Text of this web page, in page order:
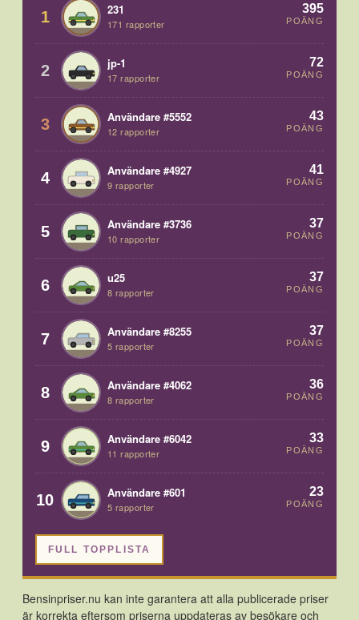
1 231
171 rapporter
395
POÄNG
2 jp-1
17 rapporter
72
POÄNG
3 Användare #5552
12 rapporter
43
POÄNG
4 Användare #4927
9 rapporter
41
POÄNG
5 Användare #3736
10 rapporter
37
POÄNG
6 u25
8 rapporter
37
POÄNG
7 Användare #8255
5 rapporter
37
POÄNG
8 Användare #4062
8 rapporter
36
POÄNG
9 Användare #6042
11 rapporter
33
POÄNG
10 Användare #601
5 rapporter
23
POÄNG
FULL TOPPLISTA
Bensinpriser.nu kan inte garantera att alla publicerade priser
är korrekta eftersom priserna uppdateras av besökare och